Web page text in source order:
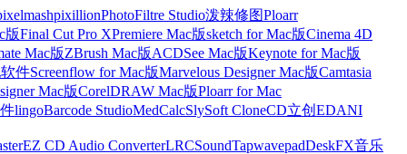
pixillionPhotoFiltre Studio泼辣修图Ploarr
版Final Cut Pro XPremiere Mac版sketch for Mac版Cinema 4D
Mac版ZBrush Mac版ACDSee Mac版Keynote for Mac版
件Screenflow for Mac版Marvelous Designer Mac版Camtasia
Mac版CorelDRAW Mac版Ploarr for Mac
lingoBarcode StudioMedCalcSlySoft CloneCD立创EDANI
EZ CD Audio ConverterLRCSoundTapwavepadDeskFX音乐